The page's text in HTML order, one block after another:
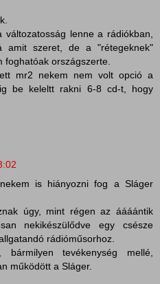
lenne a rádiókban,
amit szeret, de a "rétegeknek"
országszerte.
mr2 nekem nem volt opció a
be keleltt rakni 6-8 cd-t, hogy
is hiányozni fog a Sláger
úgy, mint régen az áááántik
nekikészülődve egy csésze
rádióműsorhoz.
bármilyen tevékenység mellé,
működött a Sláger.